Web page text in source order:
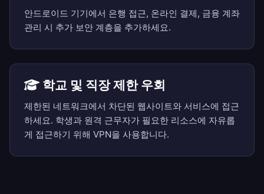
안드로이드 기기에서 은행 접근, 온라인 결제, 금융 계좌
관리 시 추가 보안 계층을 추가하세요.
학교 및 직장 제한 우회
제한된 네트워크에서 차단된 웹사이트와 서비스에 접근
하세요. 학생과 원격 근무자가 필요한 리소스에 자유롭
게 접근하기 위해 VPN을 사용합니다.